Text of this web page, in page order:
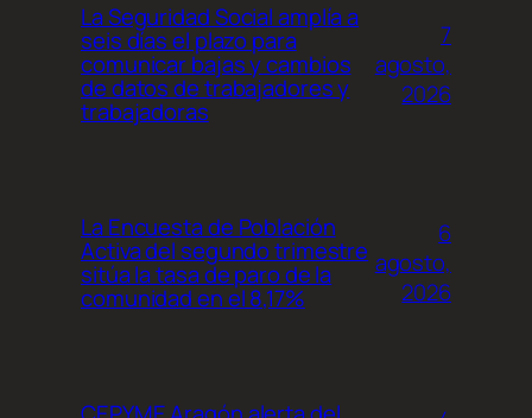
La Seguridad Social amplía a
seis días el plazo para
comunicar bajas y cambios
de datos de trabajadores y
trabajadoras
7
agosto,
2026
La Encuesta de Población
Activa del segundo trimestre
sitúa la tasa de paro de la
comunidad en el 8,17%
6
agosto,
2026